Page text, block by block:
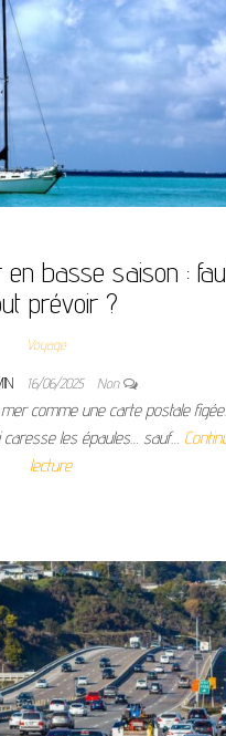
basse saison :
prévoir ?
Voyage
16/06/2025 Non
comme une carte postale
les épaules… sauf…
lecture